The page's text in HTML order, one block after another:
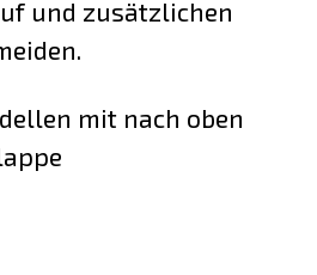
und zusätzlichen
mit nach oben